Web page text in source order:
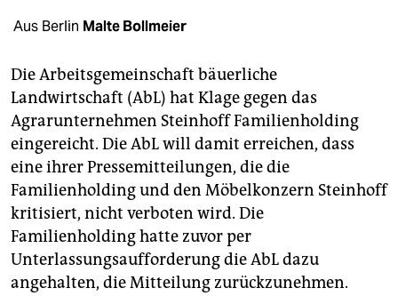
veranstaltungen
fragen & hilfe
unterstützen
abo
genossenschaft
epaper login
Aus Berlin Malte Bollmeier
Die Arbeitsgemeinschaft bäuerliche
Landwirtschaft (AbL) hat Klage gegen das
Agrarunternehmen Steinhoff Fami­lien­holding
eingereicht. Die AbL will damit erreichen, dass
eine ihrer Pressemitteilungen, die die
Familienholding und den Möbelkonzern Steinhoff
kritisiert, nicht verboten wird. Die
Familienholding hatte zuvor per
Unterlassungsaufforderung die AbL dazu
angehalten, die Mitteilung zurückzunehmen.